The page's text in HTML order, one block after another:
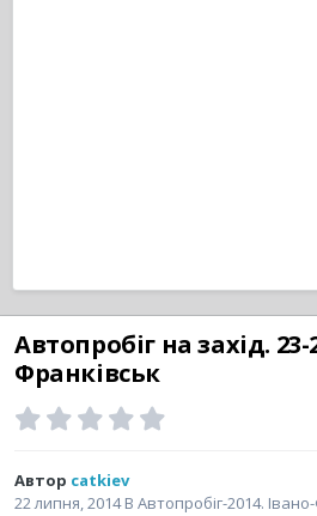
Автопробіг на захід.
Франківськ
Автор catkiev
22 липня, 2014В Автопробіг-2014.